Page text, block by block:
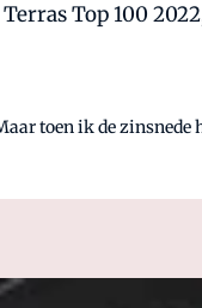
Top 100
toen ik de zinsnede